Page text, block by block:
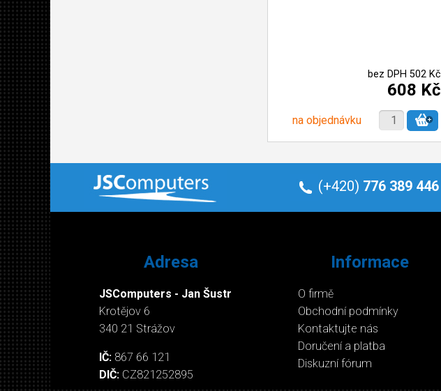
bez DPH 502 Kč
608 Kč
na objednávku
(+420) 776 389 446
Adresa
JSComputers - Jan Šustr
Krotějov 6
340 21 Strážov
IČ: 867 66 121
DIČ: CZ821252895
Informace
O firmě
Obchodní podmínky
Kontaktujte nás
Doručení a platba
Diskuzní fórum